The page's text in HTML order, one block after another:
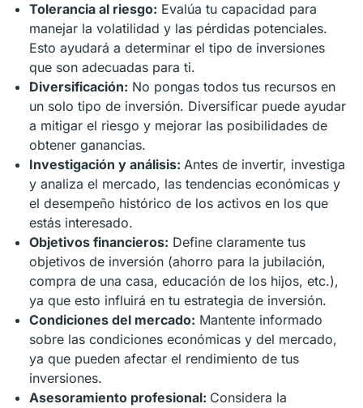
Tolerancia al riesgo: Evalúa tu capacidad para
manejar la volatilidad y las pérdidas potenciales.
Esto ayudará a determinar el tipo de inversiones
que son adecuadas para ti.
Diversificación: No pongas todos tus recursos en
un solo tipo de inversión. Diversificar puede ayudar
a mitigar el riesgo y mejorar las posibilidades de
obtener ganancias.
Investigación y análisis: Antes de invertir, investiga
y analiza el mercado, las tendencias económicas y
el desempeño histórico de los activos en los que
estás interesado.
Objetivos financieros: Define claramente tus
objetivos de inversión (ahorro para la jubilación,
compra de una casa, educación de los hijos, etc.),
ya que esto influirá en tu estrategia de inversión.
Condiciones del mercado: Mantente informado
sobre las condiciones económicas y del mercado,
ya que pueden afectar el rendimiento de tus
inversiones.
Asesoramiento profesional: Considera la